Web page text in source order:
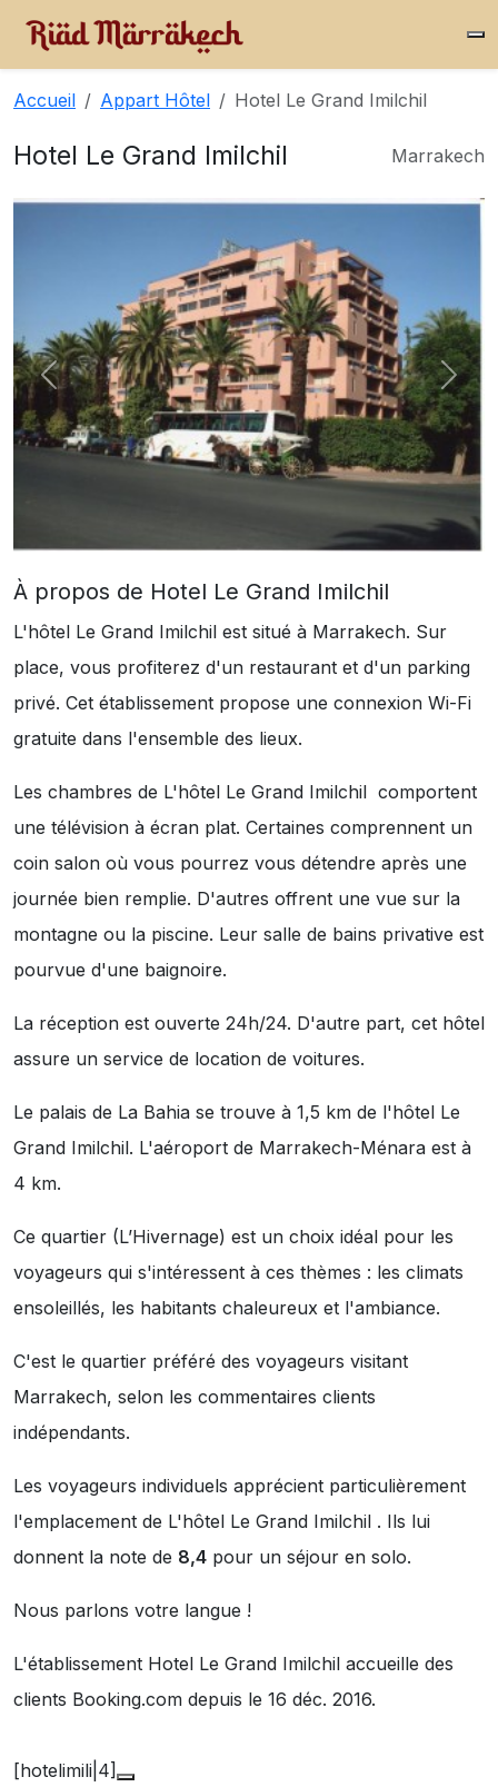
Accueil Appart Hôtel Hotel Le Grand Imilchil
Hotel Le Grand Imilchil Marrakech
À propos de Hotel Le Grand Imilchil
L'hôtel Le Grand Imilchil est situé à Marrakech. Sur
place, vous profiterez d'un restaurant et d'un parking
privé. Cet établissement propose une connexion Wi-Fi
gratuite dans l'ensemble des lieux.
Les chambres de L'hôtel Le Grand Imilchil comportent
une télévision à écran plat. Certaines comprennent un
coin salon où vous pourrez vous détendre après une
journée bien remplie. D'autres offrent une vue sur la
montagne ou la piscine. Leur salle de bains privative est
pourvue d'une baignoire.
La réception est ouverte 24h/24. D'autre part, cet hôtel
assure un service de location de voitures.
Le palais de La Bahia se trouve à 1,5 km de l'hôtel Le
Grand Imilchil. L'aéroport de Marrakech-Ménara est à
4 km.
Ce quartier (L’Hivernage) est un choix idéal pour les
voyageurs qui s'intéressent à ces thèmes : les climats
ensoleillés, les habitants chaleureux et l'ambiance.
C'est le quartier préféré des voyageurs visitant
Marrakech, selon les commentaires clients
indépendants.
Les voyageurs individuels apprécient particulièrement
l'emplacement de L'hôtel Le Grand Imilchil . Ils lui
donnent la note de 8,4 pour un séjour en solo.
Nous parlons votre langue !
L'établissement Hotel Le Grand Imilchil accueille des
clients Booking.com depuis le 16 déc. 2016.
[hotelimili|4]